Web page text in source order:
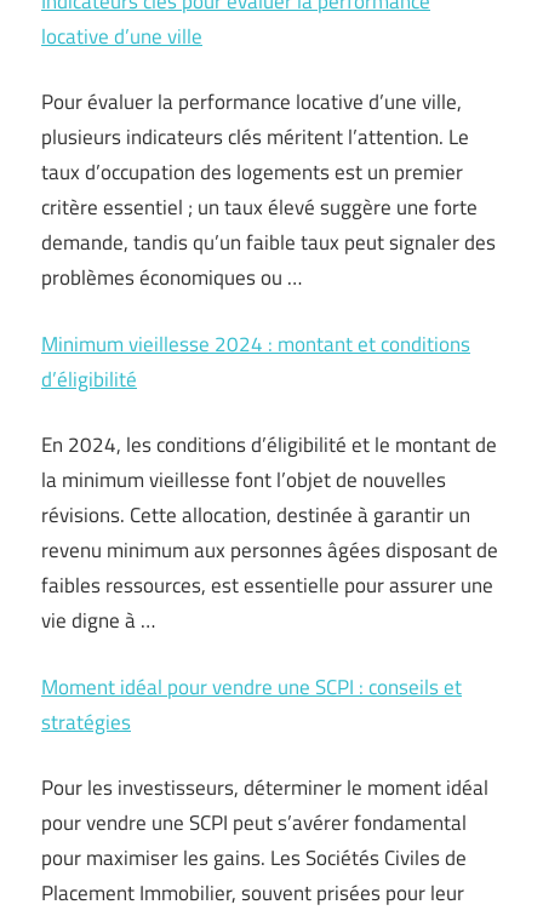
locative d’une ville
Pour évaluer la performance locative d’une ville,
plusieurs indicateurs clés méritent l’attention. Le
taux d’occupation des logements est un premier
critère essentiel ; un taux élevé suggère une forte
demande, tandis qu’un faible taux peut signaler des
problèmes économiques ou …
Minimum vieillesse 2024 : montant et conditions
d’éligibilité
En 2024, les conditions d’éligibilité et le montant de
la minimum vieillesse font l’objet de nouvelles
révisions. Cette allocation, destinée à garantir un
revenu minimum aux personnes âgées disposant de
faibles ressources, est essentielle pour assurer une
vie digne à …
Moment idéal pour vendre une SCPI : conseils et
stratégies
Pour les investisseurs, déterminer le moment idéal
pour vendre une SCPI peut s’avérer fondamental
pour maximiser les gains. Les Sociétés Civiles de
Placement Immobilier, souvent prisées pour leur